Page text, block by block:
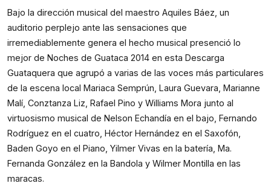
Bajo la dirección musical del maestro Aquiles Báez, un
auditorio perplejo ante las sensaciones que
irremediablemente genera el hecho musical presenció lo
mejor de Noches de Guataca 2014 en esta Descarga
Guataquera que agrupó a varias de las voces más particulares
de la escena local Mariaca Semprún, Laura Guevara, Marianne
Malí, Conztanza Liz, Rafael Pino y Williams Mora junto al
virtuosismo musical de Nelson Echandía en el bajo, Fernando
Rodríguez en el cuatro, Héctor Hernández en el Saxofón,
Baden Goyo en el Piano, Yilmer Vivas en la batería, Ma.
Fernanda González en la Bandola y Wilmer Montilla en las
maracas.